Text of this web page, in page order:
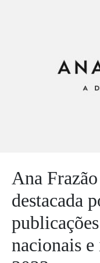
Ana
destacada
nacionais